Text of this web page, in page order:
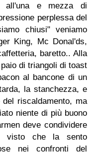
all'una e mezza di
perplessa del
chiusi" veniamo
King, Mc Donal'ds,
baretto.. Alla
di triangoli di toast
al bancone di un
la stanchezza, e
riscaldamento, ma
niente di più buono
deve condividere
visto che la sento
nei confronti del